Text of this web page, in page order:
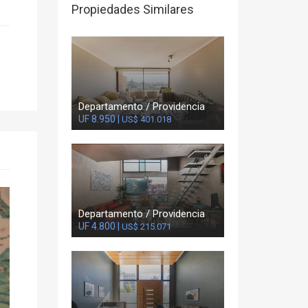
Propiedades Similares
Departamento / Providencia
UF 8.950 | US$ 401.018
Departamento / Providencia
UF 4.800 | US$ 215.071